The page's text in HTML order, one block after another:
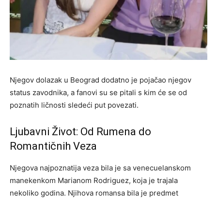
Njegov dolazak u Beograd dodatno je pojačao njegov
status zavodnika, a fanovi su se pitali s kim će se od
poznatih ličnosti sledeći put povezati.
Ljubavni Život: Od Rumena do
Romantičnih Veza
Njegova najpoznatija veza bila je sa venecuelanskom
manekenkom Marianom Rodriguez, koja je trajala
nekoliko godina. Njihova romansa bila je predmet